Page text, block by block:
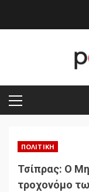
PRIMARY
MENU
ΠΟΛΙΤΙΚΉ
Τσίπρας: Ο
τροχονόμο